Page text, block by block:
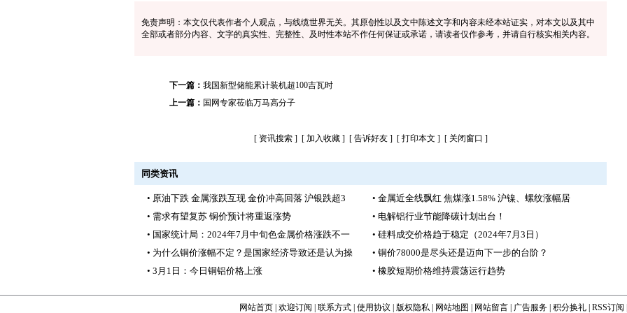
免责声明：本文仅代表作者个人观点，与线缆世界无关。其原创性以及文中陈述文字和内容未经本站证实，对本文以及其中
全部或者部分内容、文字的真实性、完整性、及时性本站不作任何保证或承诺，请读者仅作参考，并请自行核实相关内容。
下一篇： 我国新型储能累计装机超100吉瓦时
上一篇： 国网专家莅临万马高分子
[ 资讯搜索] [ 加入收藏] [ 告诉好友] [ 打印本文 ] [ 关闭窗口 ]
同类资讯
• 原油下跌 金属涨跌互现 金价冲高回落 沪银跌超3
• 金属近全线飘红 焦煤涨1.58% 沪镍、螺纹涨幅居
• 需求有望复苏 铜价预计将重返涨势
• 电解铝行业节能降碳计划出台！
• 国家统计局：2024年7月中旬色金属价格涨跌不一
• 硅料成交价格趋于稳定（2024年7月3日）
• 为什么铜价涨幅不定？是国家经济导致还是认为操
• 铜价78000是尽头还是迈向下一步的台阶？
• 3月1日：今日铜铝价格上涨
• 橡胶短期价格维持震荡运行趋势
网站首页| 欢迎订阅 联系方式| 使用协议 版权隐私| 网站地图 网站留言| 广告服务| 积分换礼| RSS订阅